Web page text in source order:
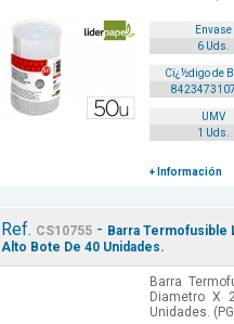
Envase
6 Uds.
Cï¿½digo de
UMV
1 Uds.
+ Información
Ref. CS10755 - Barra Termofusible
Alto Bote De 40 Unidades.
Barra
Diametro X
Unidades.